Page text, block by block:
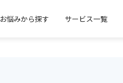
お悩みから探す サービス一覧